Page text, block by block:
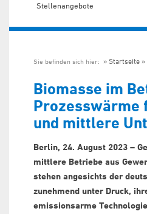
Stellenangebote
Sie befinden sich hier: Startseite
Biomasse im
Prozesswärme
und mittlere
Berlin, 24. August 2023 –
mittlere Betriebe aus
stehen angesichts der
zunehmend unter Druck,
emissionsarme